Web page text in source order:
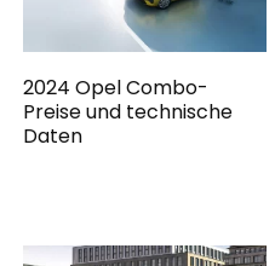
2024 Opel Combo-
Preise und technische
Daten